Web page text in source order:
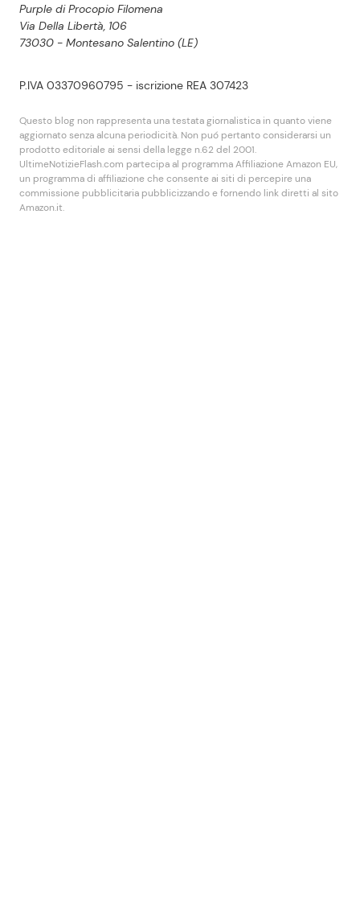
Purple di Procopio Filomena
Via Della Libertà, 106
73030 - Montesano Salentino (LE)
P.IVA 03370960795 - iscrizione REA 307423
Questo blog non rappresenta una testata giornalistica in quanto viene
aggiornato senza alcuna periodicità. Non puó pertanto considerarsi un
prodotto editoriale ai sensi della legge n.62 del 2001.
UltimeNotizieFlash.com partecipa al programma Affiliazione Amazon EU,
un programma di affiliazione che consente ai siti di percepire una
commissione pubblicitaria pubblicizzando e fornendo link diretti al sito
Amazon.it.